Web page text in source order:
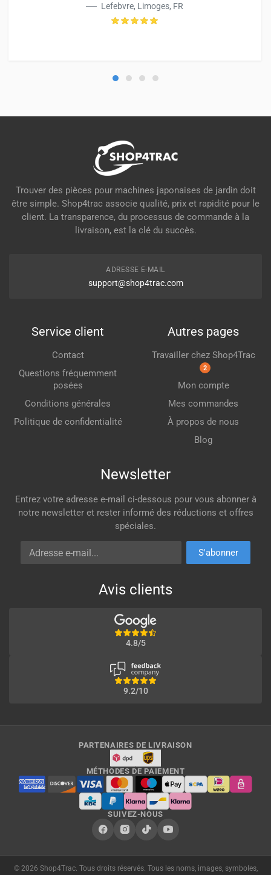
Lefebvre, Limoges, FR
Trouver des pièces pour machines japonaises de jardin doit
être simple. Shop4trac associe qualité, prix et rapidité pour le
client. La transparence, du processus de commande à la
livraison, est la clé du succès.
ADRESSE E-MAIL
support@shop4trac.com
Service client
Contact
Questions fréquemment
posées
Conditions générales
Politique de confidentialité
Autres pages
Travailler chez Shop4Trac
2
Mon compte
Mes commandes
À propos de nous
Blog
Newsletter
Entrez votre adresse e-mail ci-dessous pour vous abonner à
notre newsletter et rester informé des réductions et offres
spéciales.
Adresse e-mail
S'abonner
Avis clients
4.8/5
9.2/10
PARTENAIRES DE LIVRAISON
MÉTHODES DE PAIEMENT
SUIVEZ-NOUS
© 2026 Shop4Trac. Tous droits réservés. Tous les noms, images, symboles,